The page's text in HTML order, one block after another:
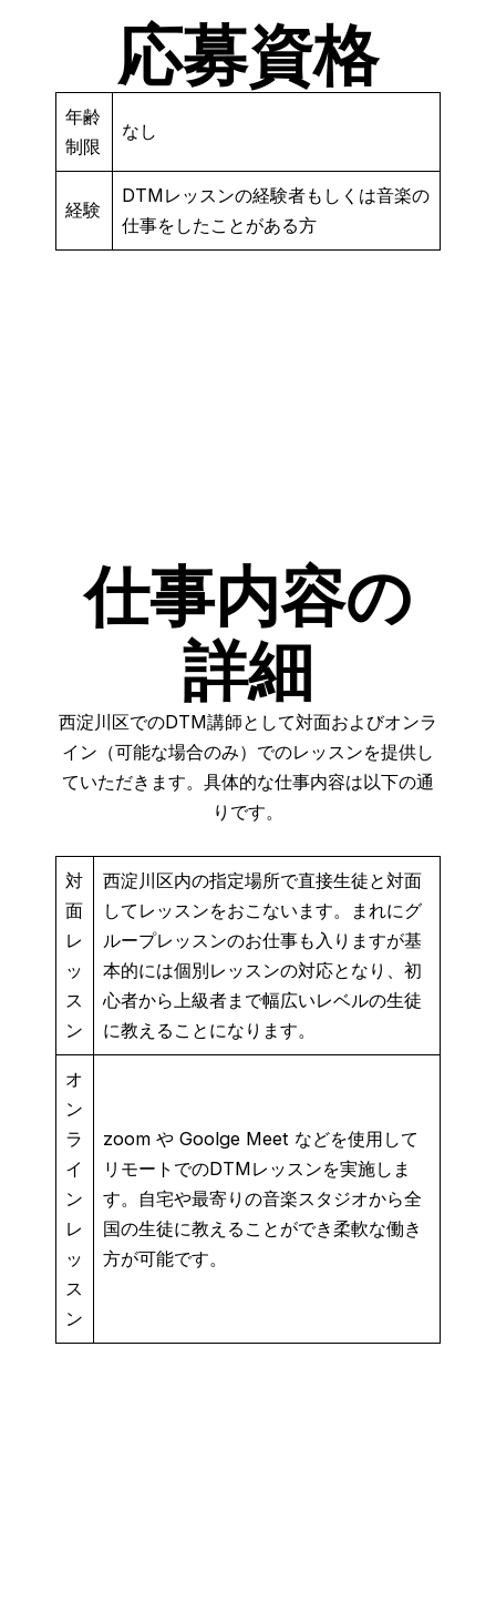
応募資格
年齢
制限
なし
経験
DTMレッスンの経験者もしくは音楽の
仕事をしたことがある方
仕事内容の
詳細
西淀川区でのDTM講師として対面およびオンラ
イン（可能な場合のみ）でのレッスンを提供し
ていただきます。具体的な仕事内容は以下の通
りです。
対
面
レ
ッ
ス
ン
西淀川区内の指定場所で直接生徒と対面
してレッスンをおこないます。まれにグ
ループレッスンのお仕事も入りますが基
本的には個別レッスンの対応となり、初
心者から上級者まで幅広いレベルの生徒
に教えることになります。
オ
ン
ラ
イ
ン
レ
ッ
ス
ン
zoom や Goolge Meet などを使用して
リモートでのDTMレッスンを実施しま
す。自宅や最寄りの音楽スタジオから全
国の生徒に教えることができ柔軟な働き
方が可能です。